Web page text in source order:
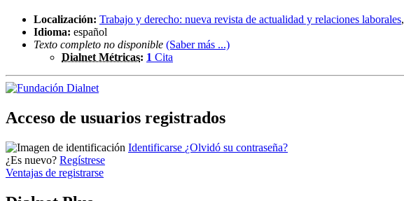
Localización: Trabajo y derecho: nueva revista de actualidad y relaciones laborales,
Idioma: español
Texto completo no disponible (Saber más ...)
Dialnet Métricas: 1 Cita
Acceso de usuarios registrados
Identificarse ¿Olvidó su contraseña?
¿Es nuevo? Regístrese
Ventajas de registrarse